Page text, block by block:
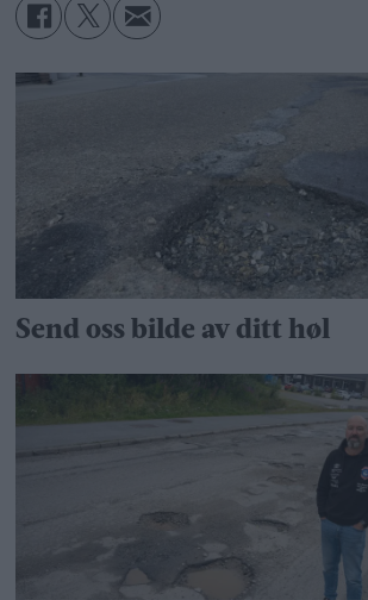
Send oss bilde av ditt høl